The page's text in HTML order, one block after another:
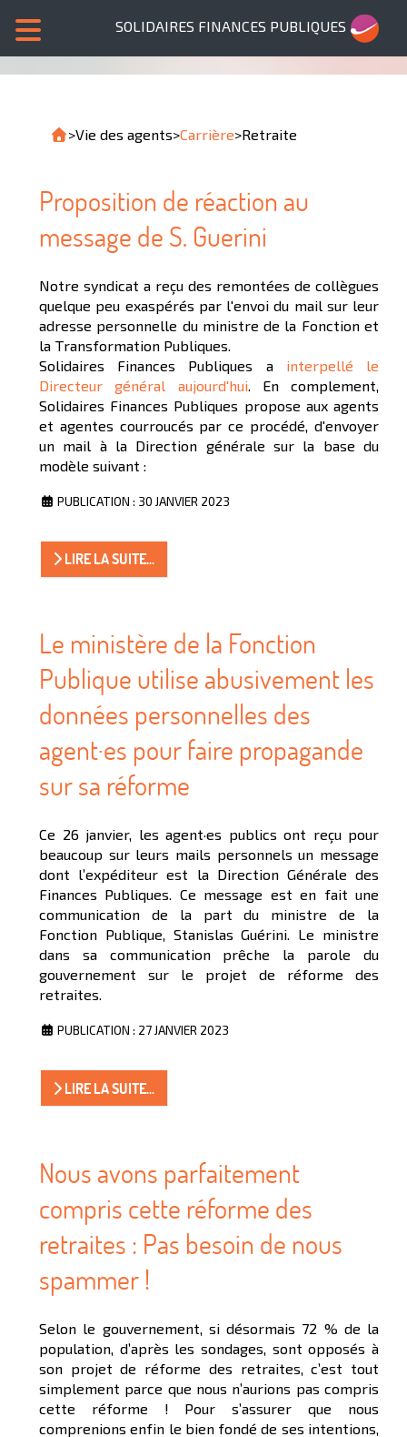
SOLIDAIRES FINANCES PUBLIQUES
>Vie des agents>Carrière>Retraite
Proposition de réaction au
message de S. Guerini
Notre syndicat a reçu des remontées de collègues
quelque peu exaspérés par l'envoi du mail sur leur
adresse personnelle du ministre de la Fonction et
la Transformation Publiques.
Solidaires Finances Publiques a interpellé le
Directeur général aujourd'hui. En complement,
Solidaires Finances Publiques propose aux agents
et agentes courroucés par ce procédé, d'envoyer
un mail à la Direction générale sur la base du
modèle suivant :
PUBLICATION : 30 JANVIER 2023
LIRE LA SUITE...
Le ministère de la Fonction
Publique utilise abusivement les
données personnelles des
agent·es pour faire propagande
sur sa réforme
Ce 26 janvier, les agent·es publics ont reçu pour
beaucoup sur leurs mails personnels un message
dont l’expéditeur est la Direction Générale des
Finances Publiques. Ce message est en fait une
communication de la part du ministre de la
Fonction Publique, Stanislas Guérini. Le ministre
dans sa communication prêche la parole du
gouvernement sur le projet de réforme des
retraites.
PUBLICATION : 27 JANVIER 2023
LIRE LA SUITE...
Nous avons parfaitement
compris cette réforme des
retraites : Pas besoin de nous
spammer !
Selon le gouvernement, si désormais 72 % de la
population, d’après les sondages, sont opposés à
son projet de réforme des retraites, c’est tout
simplement parce que nous n’aurions pas compris
cette réforme ! Pour s’assurer que nous
comprenions enfin le bien fondé de ses intentions,